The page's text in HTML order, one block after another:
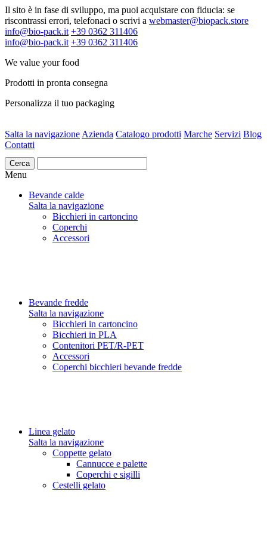
Il sito è in fase di sviluppo, ma puoi acquistare con fiducia: se
riscontrassi errori, telefonaci o scrivi a webmaster@biopack.store
info@bio-pack.it +39 0362 311406
info@bio-pack.it +39 0362 311406
We value your food
Prodotti in pronta consegna
Personalizza il tuo packaging
Salta la navigazione Azienda Catalogo prodotti Marche Servizi Blog
Contatti
Cerca
Menu
Bevande calde
Salta la navigazione
Bicchieri in cartoncino
Coperchi
Accessori
Bevande fredde
Salta la navigazione
Bicchieri in cartoncino
Bicchieri in PLA
Contenitori PET/R-PET
Accessori
Coperchi bicchieri bevande fredde
Linea gelato
Salta la navigazione
Coppette gelato
Cannucce e palette
Coperchi e sigilli
Cestelli gelato